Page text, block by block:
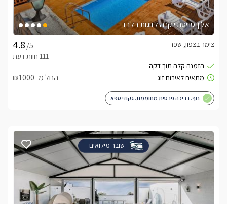
אלין-סוויטת יוקרה לזוגות בלבד
/5
צימר בצפון, שפר
החל מ- ₪1000
נוף. בריכה פרטית מחוממת. גקוזי ספא
שובר מילואים